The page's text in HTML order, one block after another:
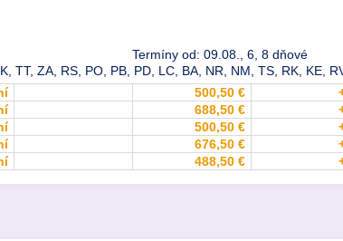
Termíny od: 09.08., 6, 8 dňové
TT, ZA, RS, PO, PB, PD, LC, BA, NR, NM, TS, RK, KE,
500,50 €
688,50 €
500,50 €
676,50 €
488,50 €